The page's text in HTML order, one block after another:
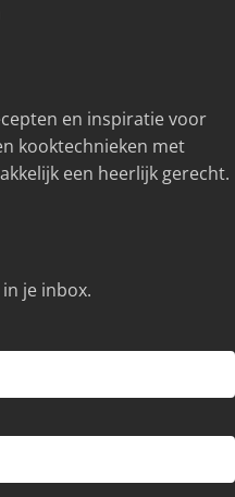
en inspiratie voor
kooktechnieken met
een heerlijk gerecht.
je inbox.